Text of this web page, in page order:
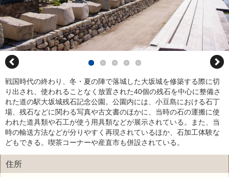
戦国時代の終わり、冬・夏の陣で落城した大坂城を修築する際に切
り出され、使われることなく放置された40個の残石を中心に整備さ
れた道の駅大坂城残石記念公園。公園内には、小豆島における石丁
場、残石などに関わる写真や古文書のほかに、当時の石の運搬に使
われた道具類や石工が使う用具類などが展示されている。また、当
時の輸送方法などが分りやすく再現されているほか、石加工体験な
どもできる。喫茶コーナーや産直市も併設されている。
住所